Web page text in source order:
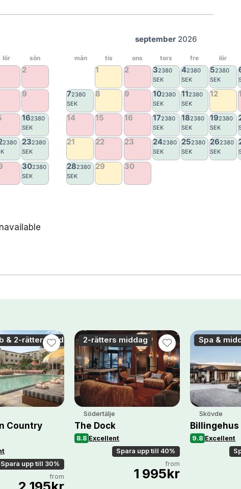
& 2-rätters middag
Country
Spara upp till 30%
from
2-rätters middag
Södertälje
The Dock
8.8 Excellent
Spara upp till 40%
from
1 995kr
Spa &
Skövde
Billingehus
9.8 Excellent